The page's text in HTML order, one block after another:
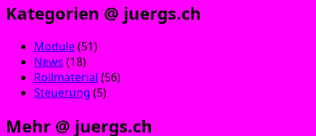
Kategorien @ juergs.ch
Module(51)
News (18)
Rollmaterial (56)
Steuerung (5)
Mehr @ juergs.ch